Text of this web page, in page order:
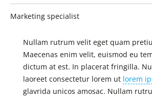
Marketing specialist
Nullam rutrum velit eget quam
Maecenas enim velit, euismod eu
dictum at est. In placerat fringilla.
laoreet consectetur lorem ut lorem
glavrida unicos amosac. Nullam